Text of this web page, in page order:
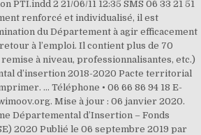
PTI.indd 2 21/06/11 12:35 SMS 06 33 21 51
renforcé et individualisé, il est
du Département à agir efficacement
à l’emploi. Il contient plus de 70
à niveau, professionnalisantes, etc.)
d’insertion 2018-2020 Pacte territorial
... Téléphone • 06 66 86 94 18 E-
Mise à jour : 06 janvier 2020.
Départemental d’Insertion – Fonds
2020 Publié le 06 septembre 2019 par